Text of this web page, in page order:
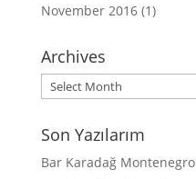
November 2016(1)
Archives
Archives
Son Yazılarım
Bar Karadağ Montenegro